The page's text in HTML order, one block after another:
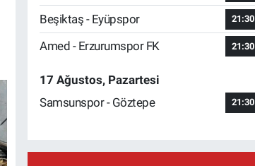
Beşiktaş - Eyüpspor 21:30
Amed - Erzurumspor FK 21:30
17 Ağustos, Pazartesi
Samsunspor - Göztepe
21:30